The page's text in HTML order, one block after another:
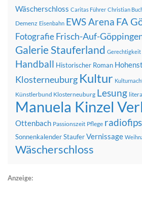
Wäscherschloss Caritas Führer Christian
Demenz Eisenbahn EWS Arena FA
FotografieFrisch-Auf-
Galerie Stauferland Gerechtigkeit
Handball Historischer Roman
Klosterneuburg Kultur
Künstlerbund Klosterneuburg Lesung
Manuela Kinzel
Ottenbach Passionszeit Pflege radiofips
SonnenkalenderStauferVernissage
Wäscherschloss
Anzeige: